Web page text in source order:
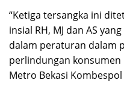
“Ketiga tersangka ini
insial RH, MJ dan AS
dalam peraturan dalam
perlindungan konsumen
Metro Bekasi